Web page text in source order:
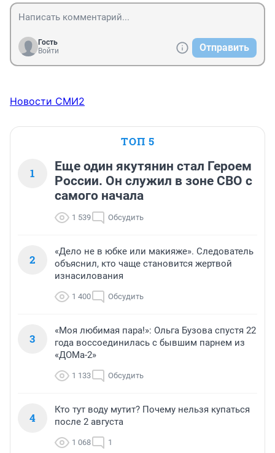
Гость
Войти
Отправить
Новости СМИ2
ТОП 5
1
Еще один якутянин стал Героем
России. Он служил в зоне СВО с
самого начала
1 539 Обсудить
2
«Дело не в юбке или макияже». Следователь
объяснил, кто чаще становится жертвой
изнасилования
1 400 Обсудить
3
«Моя любимая пара!»: Ольга Бузова спустя 22
года воссоединилась с бывшим парнем из
«ДОМа-2»
1 133 Обсудить
4
Кто тут воду мутит? Почему нельзя купаться
после 2 августа
1 068 1